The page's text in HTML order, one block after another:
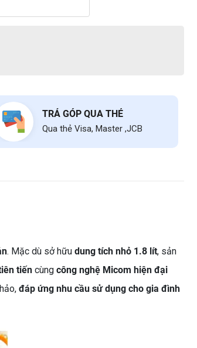
TRẢ GÓP QUA THẺ
Qua thẻ Visa, Master ,JCB
. Mặc dù sở hữu dung tích nhỏ 1.8 lít, sản
tiến cùng công nghệ Micom hiện đại
đáp ứng nhu cầu sử dụng cho gia đình